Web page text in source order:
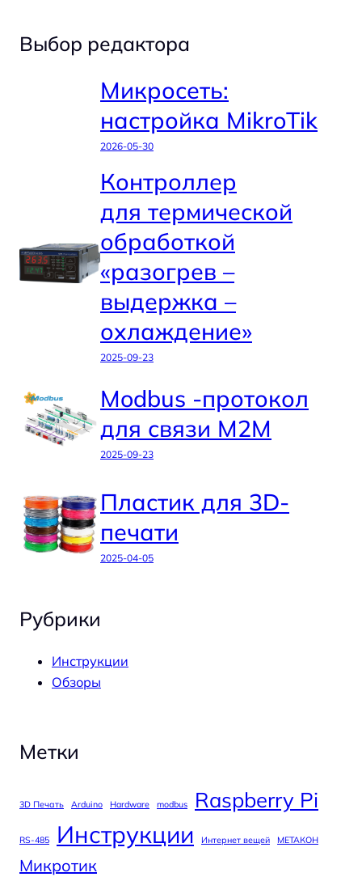
Выбор редактора
Микросеть:
настройка MikroTik
2026-05-30
Контроллер
для термической
обработкой
«разогрев –
выдержка –
охлаждение»
2025-09-23
Modbus -протокол
для связи M2M
2025-09-23
Пластик для 3D-
печати
2025-04-05
Рубрики
Инструкции
Обзоры
Метки
3D Печать Arduino Hardware modbus Raspberry Pi
RS-485 Инструкции Интернет вещей МЕТАКОН
Микротик